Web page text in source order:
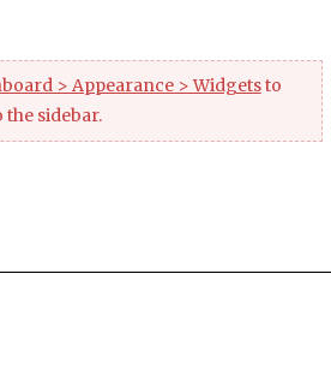
> Appearance > Widgetsto
sidebar.